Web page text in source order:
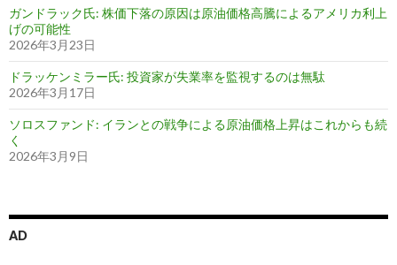
ガンドラック氏: 株価下落の原因は原油価格高騰によるアメリカ利上
げの可能性
2026年3月23日
ドラッケンミラー氏: 投資家が失業率を監視するのは無駄
2026年3月17日
ソロスファンド: イランとの戦争による原油価格上昇はこれからも続
く
2026年3月9日
AD